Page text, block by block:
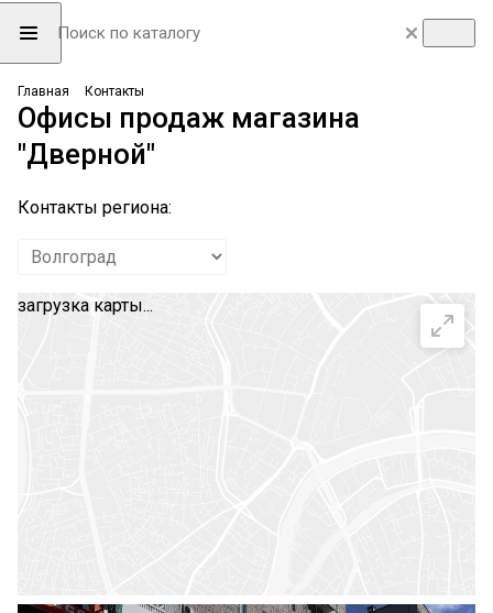
Главная Контакты
Офисы продаж магазина
"Дверной"
Контакты региона:
загрузка карты...